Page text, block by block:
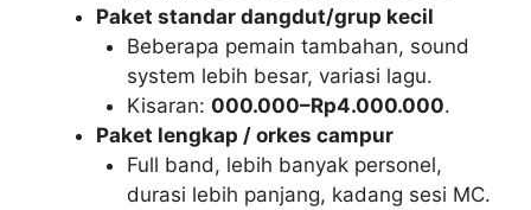
Paket standar dangdut/grup kecil
Beberapa pemain tambahan, sound
system lebih besar, variasi lagu.
Kisaran: 000.000–Rp4.000.000.
Paket lengkap / orkes campur
Full band, lebih banyak personel,
durasi lebih panjang, kadang sesi MC.